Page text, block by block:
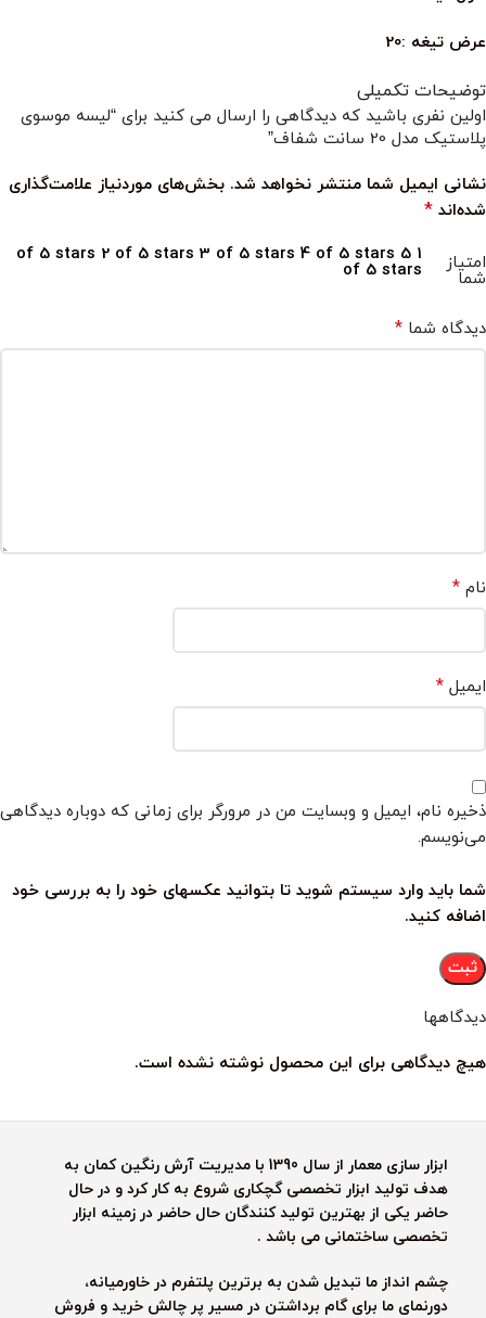
عرض تیغه :20
توضیحات تکمیلی
دیدگاهها
هیچ دیدگاهی برای این محصول نوشته نشده است.
اولین نفری باشید که دیدگاهی را ارسال می کنید برای “لیسه موسوی
پلاستیک مدل 20 سانت شفاف”
نشانی ایمیل شما منتشر نخواهد شد. بخش‌های موردنیاز علامت‌گذاری
شده‌اند *
امتیاز
شما
1 of 5 stars
2 of 5 stars 3 of 5 stars 4 of 5 stars 5
of 5 stars
دیدگاه شما *
نام *
ایمیل *
ذخیره نام، ایمیل و وبسایت من در مرورگر برای زمانی که دوباره دیدگاهی
می‌نویسم.
شما باید وارد سیستم شوید تا بتوانید عکسهای خود را به بررسی خود
اضافه کنید.
ابزار سازی معمار از سال 1390 با مدیریت آرش رنگین کمان به
هدف تولید ابزار تخصصی گچکاری شروع به کار کرد و در حال
حاضر یکی از بهترین تولید کنندگان حال حاضر در زمینه ابزار
تخصصی ساختمانی می باشد .
چشم انداز ما تبدیل شدن به برترین پلتفرم در خاورمیانه،
دورنمای ما برای گام برداشتن در مسیر پر چالش خرید و فروش